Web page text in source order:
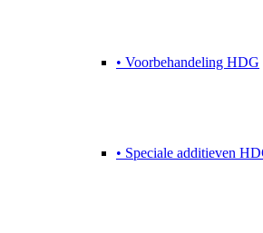
• Voorbehandeling HDG
• Speciale additieven